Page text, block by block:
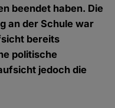
beendet haben. Die
an der Schule war
bereits
politische
jedoch die